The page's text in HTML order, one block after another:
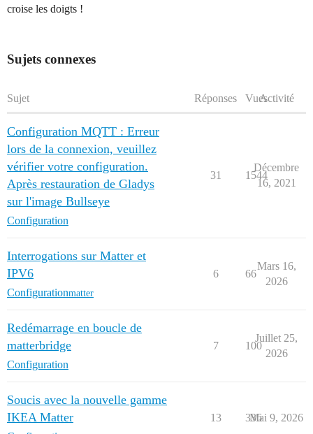
croise les doigts !
Sujets connexes
Sujet Réponses VuesActivité
Configuration MQTT : Erreur
lors de la connexion, veuillez
vérifier votre configuration.
Après restauration de Gladys
sur l'image Bullseye
Configuration
31 1544
Décembre
16, 2021
Interrogations sur Matter et
IPV6
Configurationmatter
6 66
Mars 16,
2026
Redémarrage en boucle de
matterbridge
Configuration
7 100
Juillet 25,
2026
Soucis avec la nouvelle gamme
IKEA Matter
13 336
Mai 9, 2026